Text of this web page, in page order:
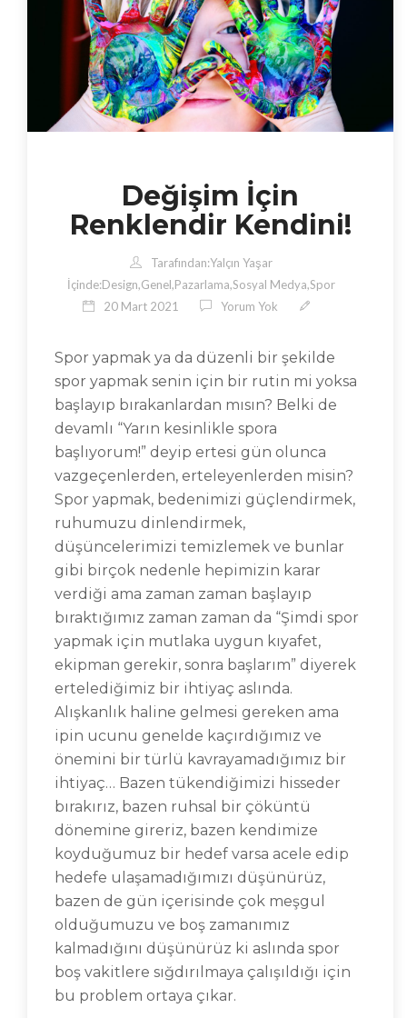
Değişim İçin
Renklendir Kendini!
Tarafından:Yalçın Yaşar
İçinde:Design,Genel,Pazarlama,Sosyal Medya,Spor
20 Mart 2021
Yorum Yok
Spor yapmak ya da düzenli bir şekilde
spor yapmak senin için bir rutin mi yoksa
başlayıp bırakanlardan mısın? Belki de
devamlı “Yarın kesinlikle spora
başlıyorum!” deyip ertesi gün olunca
vazgeçenlerden, erteleyenlerden misin?
Spor yapmak, bedenimizi güçlendirmek,
ruhumuzu dinlendirmek,
düşüncelerimizi temizlemek ve bunlar
gibi birçok nedenle hepimizin karar
verdiği ama zaman zaman başlayıp
bıraktığımız zaman zaman da “Şimdi spor
yapmak için mutlaka uygun kıyafet,
ekipman gerekir, sonra başlarım” diyerek
ertelediğimiz bir ihtiyaç aslında.
Alışkanlık haline gelmesi gereken ama
ipin ucunu genelde kaçırdığımız ve
önemini bir türlü kavrayamadığımız bir
ihtiyaç… Bazen tükendiğimizi hisseder
bırakırız, bazen ruhsal bir çöküntü
dönemine gireriz, bazen kendimize
koyduğumuz bir hedef varsa acele edip
hedefe ulaşamadığımızı düşünürüz,
bazen de gün içerisinde çok meşgul
olduğumuzu ve boş zamanımız
kalmadığını düşünürüz ki aslında spor
boş vakitlere sığdırılmaya çalışıldığı için
bu problem ortaya çıkar.